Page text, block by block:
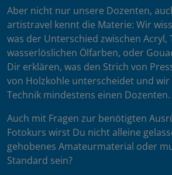
Aber nicht nur unsere Dozenten,
artistravel kennt die Materie: Wir
was der Unterschied zwischen Acryl,
wasserlöslichen Ölfarben, oder
Dir erklären, was den Strich von
von Holzkohle unterscheidet und
Technik mindestens einen Dozenten.
Auch mit Fragen zur benötigten
Fotokurs wirst Du nicht alleine
gehobenes Amateurmaterial oder
Standard sein?